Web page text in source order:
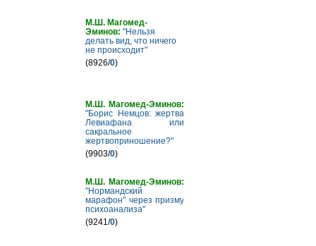
М.Ш. Магомед-
Эминов: "Нельзя
делать вид, что ничего
не происходит"
(8926/0)
М.Ш. Магомед-Эминов:
"Борис Немцов: жертва
Левиафана или
сакральное
жертвоприношение?"
(9903/0)
М.Ш. Магомед-Эминов:
"Нормандский
марафон" через призму
психоанализа"
(9241/0)